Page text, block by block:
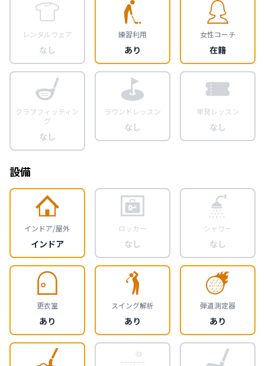
レンタルウェア
なし
練習利用
あり
女性コーチ
在籍
クラブフィッティン
グ
なし
ラウンドレッスン
なし
単発レッスン
なし
設備
インドア/屋外
インドア
ロッカー
なし
シャワー
なし
更衣室
あり
スイング解析
あり
弾道測定器
あり